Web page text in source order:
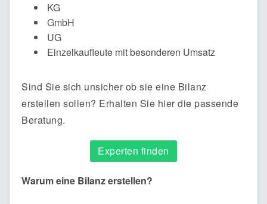
KG
GmbH
UG
Einzelkaufleute mit besonderen Umsatz
Sind Sie sich unsicher ob sie eine Bilanz
erstellen sollen? Erhalten Sie hier die passende
Beratung.
Experten finden
Warum eine Bilanz erstellen?